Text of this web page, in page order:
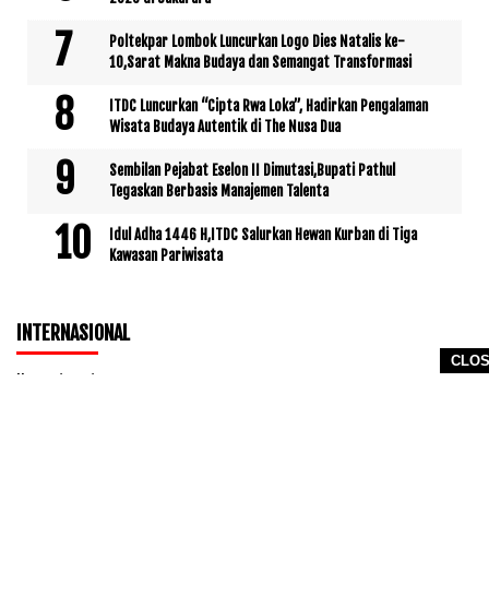
Poltekpar Lombok Luncurkan Logo Dies Natalis ke-
10,Sarat Makna Budaya dan Semangat Transformasi
ITDC Luncurkan “Cipta Rwa Loka”, Hadirkan Pengalaman
Wisata Budaya Autentik di The Nusa Dua
Sembilan Pejabat Eselon II Dimutasi,Bupati Pathul
Tegaskan Berbasis Manajemen Talenta
Idul Adha 1446 H,ITDC Salurkan Hewan Kurban di Tiga
Kawasan Pariwisata
INTERNASIONAL
No posts yet.